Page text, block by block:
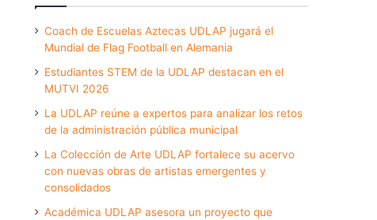
Coach de Escuelas Aztecas UDLAP jugará el
Mundial de Flag Football en Alemania
Estudiantes STEM de la UDLAP destacan en el
MUTVI 2026
La UDLAP reúne a expertos para analizar los retos
de la administración pública municipal
La Colección de Arte UDLAP fortalece su acervo
con nuevas obras de artistas emergentes y
consolidados
Académica UDLAP asesora un proyecto que